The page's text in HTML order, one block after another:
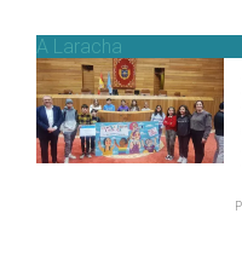
A Laracha